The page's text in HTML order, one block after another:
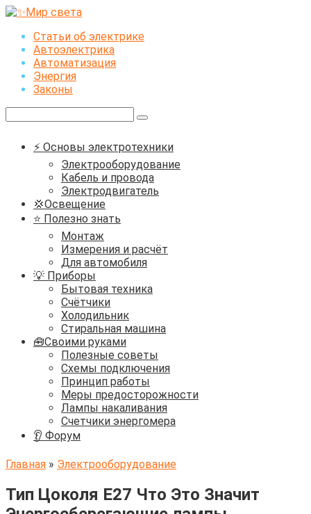
Перейти
контентуСтатьи об электрике
Автоэлектрика
Автоматизация
Энергия
Законы
⚡ Основы электротехники
Электрооборудование
Кабель и провода
Электродвигатель
💢Освещение
⭐ Полезно знать
Монтаж
Измерения и расчёт
Для автомобиля
💡 Приборы
Бытовая техника
Счётчики
Холодильник
Стиральная машина
🧰Своими руками
Полезные советы
Схемы подключения
Принцип работы
Меры предосторожности
Лампы накаливания
Счетчики энергомера
👂 Форум
Главная » Электрооборудование
Тип Цоколя E27 Что Это Значит